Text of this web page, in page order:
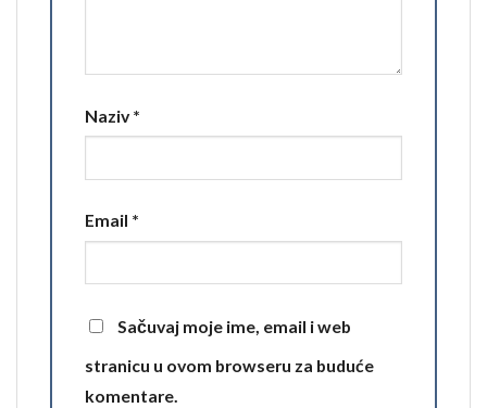
Naziv*
Email *
Sačuvaj moje ime, email i web
stranicu u ovom browseru za buduće
komentare.